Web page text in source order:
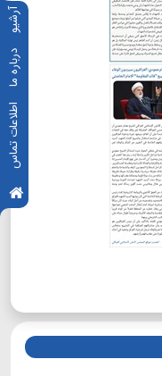
آرشیو
درباره ما
اطلاعات تماس